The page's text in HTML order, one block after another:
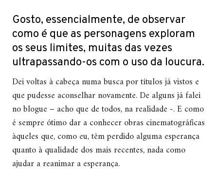
Gosto, essencialmente, de observar
como é que as personagens exploram
os seus limites, muitas das vezes
ultrapassando-os com o uso da loucura.
Dei voltas à cabeça numa busca por títulos já vistos e
que pudesse aconselhar novamente. De alguns já falei
no blogue – acho que de todos, na realidade -. E como
é sempre ótimo dar a conhecer obras cinematográficas
àqueles que, como eu, têm perdido alguma esperança
quanto à qualidade dos mais recentes, nada como
ajudar a reanimar a esperança.